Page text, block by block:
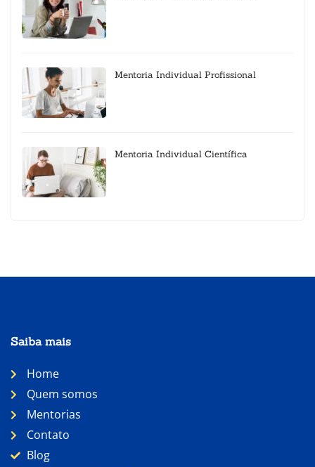
Mentoria Individual Profissional
Mentoria Individual Científica
Saiba mais
Home
Quem somos
Mentorias
Contato
Blog